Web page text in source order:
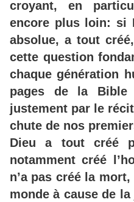
croyant, en
encore plus loin: si
absolue, a tout
cette question
chaque génération
pages de la Bible
justement par le
chute de nos
Dieu a tout créé
notamment créé
n’a pas créé la
monde à cause de